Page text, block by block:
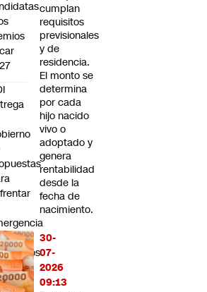
cumplan
requisitos
previsionales
y de
residencia.
El monto se
determina
por cada
hijo nacido
vivo o
adoptado y
genera
rentabilidad
desde la
fecha de
nacimiento.
30-
07-
2026
09:13